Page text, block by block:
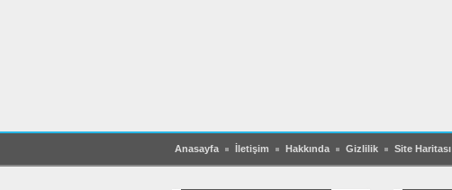
Anasayfa İletişim Hakkında Gizlilik Site Haritası